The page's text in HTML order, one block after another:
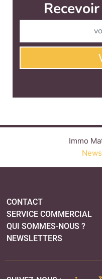
Immo
QUI SOMMES-NOUS ?
MENTIONS LÉGALES
POLITIQUE DE
COOKIES